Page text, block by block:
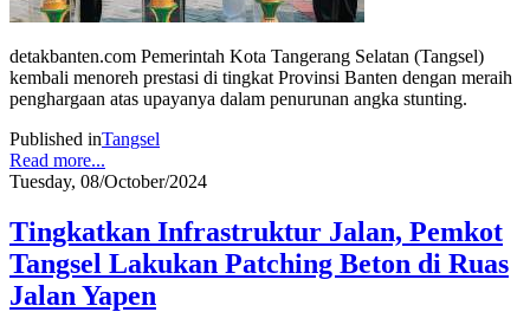
detakbanten.com Pemerintah Kota Tangerang Selatan (Tangsel)
kembali menoreh prestasi di tingkat Provinsi Banten dengan meraih
penghargaan atas upayanya dalam penurunan angka stunting.
Published inTangsel
Read more...
Tuesday, 08/October/2024
Tingkatkan Infrastruktur Jalan, Pemkot
Tangsel Lakukan Patching Beton di Ruas
Jalan Yapen